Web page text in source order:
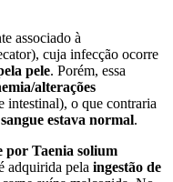
associado à
cuja infecção ocorre
pele. Porém, essa
alterações
intestinal), o que contraria
estava normal.
por Taenia solium
adquirida pela ingestão de